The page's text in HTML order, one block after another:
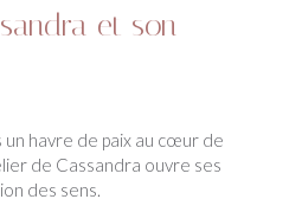
et son
un havre de paix au cœur de
de Cassandra ouvre ses
des sens.